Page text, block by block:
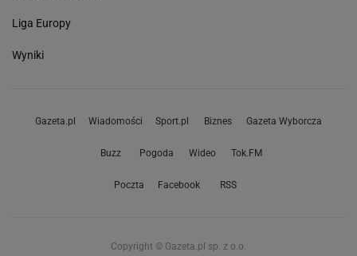
Liga Europy
Wyniki
Gazeta.pl Wiadomości Sport.pl Biznes Gazeta Wyborcza
Buzz Pogoda Wideo Tok.FM
Poczta Facebook RSS
Copyright © Gazeta.pl sp. z o.o.